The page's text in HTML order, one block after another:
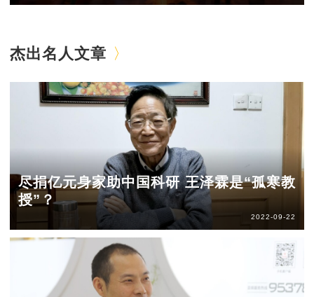
杰出名人文章
尽捐亿元身家助中国科研 王泽霖是“孤寒教
授”？
2022-09-22